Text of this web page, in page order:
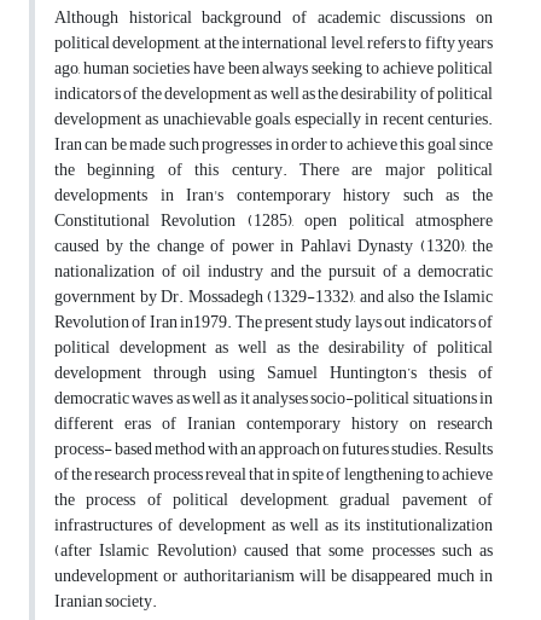
Although historical background of academic discussions on
political development, at the international level, refers to fifty years
ago, human societies have been always seeking to achieve political
indicators of the development as well as the desirability of political
development as unachievable goals, especially in recent centuries.
Iran can be made such progresses in order to achieve this goal since
the beginning of this century. There are major political
developments in Iran's contemporary history such as the
Constitutional Revolution (1285), open political atmosphere
caused by the change of power in Pahlavi Dynasty (1320), the
nationalization of oil industry and the pursuit of a democratic
government by Dr. Mossadegh (1329-1332), and also the Islamic
Revolution of Iran in1979. The present study lays out indicators of
political development as well as the desirability of political
development through using Samuel Huntington’s thesis of
democratic waves as well as it analyses socio-political situations in
different eras of Iranian contemporary history on research
process- based method with an approach on futures studies. Results
of the research process reveal that in spite of lengthening to achieve
the process of political development, gradual pavement of
infrastructures of development as well as its institutionalization
(after Islamic Revolution) caused that some processes such as
undevelopment or authoritarianism will be disappeared much in
Iranian society.